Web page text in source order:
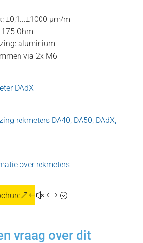
±0,1...±1000 µm/m
Ohm
aluminium
via 2x M6
DAdX
rekmeters DA40, DA50, DAdX,
over rekmeters
vraag over dit